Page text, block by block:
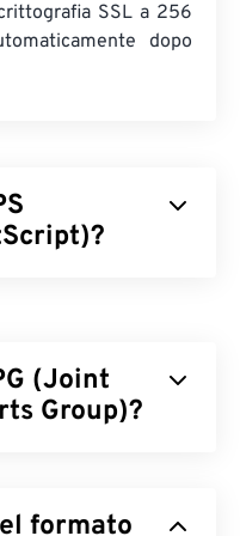
SSL a 256
dopo
che
fornendo agli
la creazione di
(Joint
Group)?
La notevole
formato